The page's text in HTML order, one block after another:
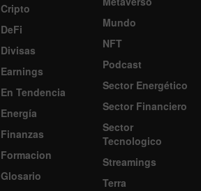
Cripto
DeFi
Divisas
Earnings
En Tendencia
Energía
Finanzas
Formacion
Glosario
Mundo
NFT
Podcast
Sector Energético
Sector Financiero
Sector
Tecnologico
Streamings
Terra